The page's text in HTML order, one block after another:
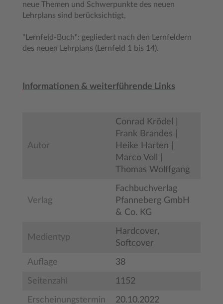
neue Themen und Schwerpunkte des neuen
Lehrplans sind berücksichtigt,
"Lernfeld-Buch": gegliedert nach den Lernfeldern
des neuen Lehrplans (Lernfeld 1 bis 14).
Informationen & weiterführende Links
Autor
Conrad Krödel |
Frank Brandes |
Heike Harten |
Marco Voll |
Thomas Wolffgang
Verlag
Fachbuchverlag
Pfanneberg GmbH
& Co. KG
Medientyp
Hardcover,
Softcover
Auflage 38
Seitenzahl 1152
Erscheinungstermin 20.10.2022